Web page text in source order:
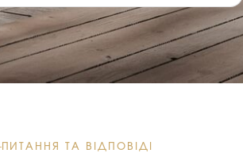
ПИТАННЯ ТА ВІДПОВІДІ